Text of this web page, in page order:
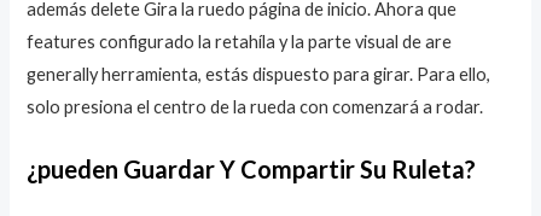
además delete Gira la ruedo página de inicio. Ahora que
features configurado la retahíla y la parte visual de are
generally herramienta, estás dispuesto para girar. Para ello,
solo presiona el centro de la rueda con comenzará a rodar.
¿pueden Guardar Y Compartir Su Ruleta?